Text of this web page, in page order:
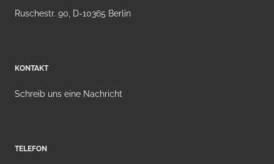
Ruschestr. 90, D-10365 Berlin
KONTAKT
Schreib uns eine Nachricht
TELEFON